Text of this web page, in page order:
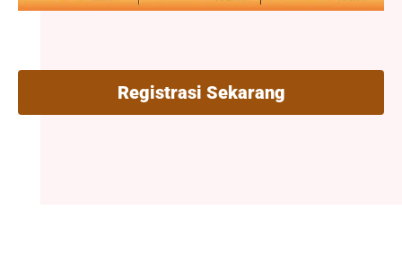
Registrasi Sekarang